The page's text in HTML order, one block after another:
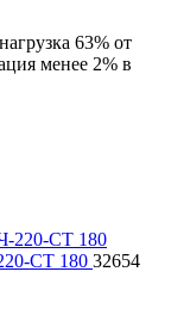
63% от
менее 2% в
СТ 180 32654